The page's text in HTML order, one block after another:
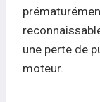
une perte de
moteur.